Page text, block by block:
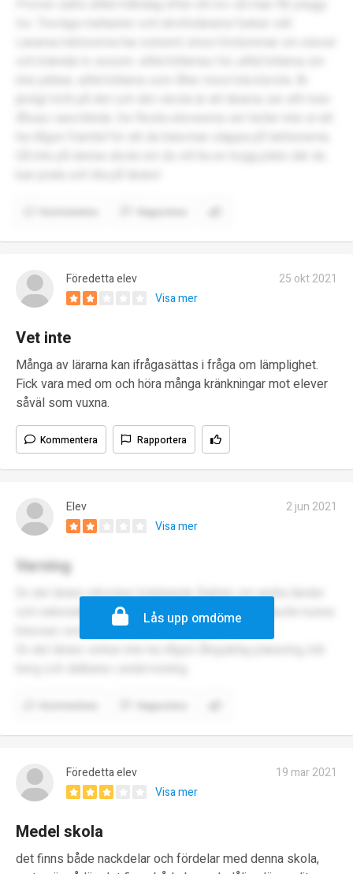
Föredetta elev
25 okt 2021
Visa mer
Vet inte
Många av lärarna kan ifrågasättas i fråga om lämplighet.
Fick vara med om och höra många kränkningar mot elever
såväl som vuxna.
Kommentera Rapportera
Elev
2 jun 2021
Visa mer
Varning
En del lärare uttrycker kränkande åsikter om andra länder
och nationaliteter på lektionerna, vissa åsikter skulle kunna
klassas som rasism. Var försiktiga där!
Lås upp omdöme
Föredetta elev
19 mar 2021
Visa mer
Medel skola
det finns både nackdelar och fördelar med denna skola,